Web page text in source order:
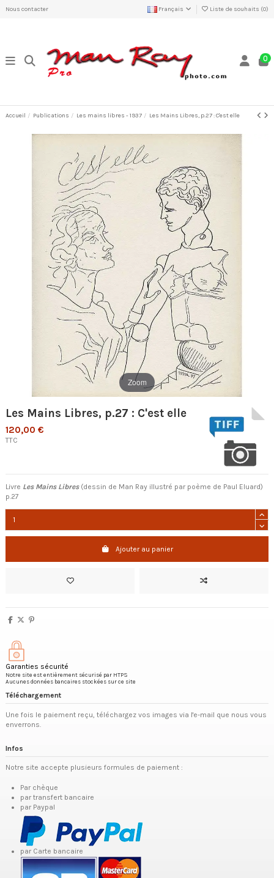
Nous contacter Français Liste de souhaits (0)
0
Accueil Publications Les mains libres - 1937 Les Mains Libres, p.27 : C'est elle
Zoom
Les Mains Libres, p.27 : C'est elle
120,00 €
TTC
Livre Les Mains Libres(dessin de Man Ray illustré par poème de Paul Eluard)
p.27
Ajouter au panier
Garanties sécurité
Notre site est entièrement sécurisé par HTPS
Aucunes données bancaires stockées sur ce site
Téléchargement
Une fois le paiement reçu, téléchargez vos images via l'e-mail que nous vous
enverrons.
Infos
Notre site accepte plusieurs formules de paiement :
Par chèque
par transfert bancaire
par Paypal
par Carte bancaire